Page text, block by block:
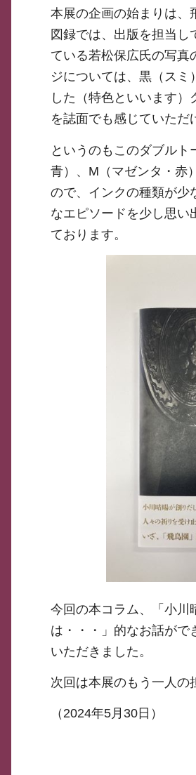
本展の企画の始まりは、
図録では、出版を担当
ている若松保広氏の写真
ジについては、黒（ス
した（特色といいます
を誌面でも感じていただ
というのもこのダブルト
青）、M（マゼンタ・赤
ので、インクの種類が少
なエピソードを少し思い
ております。
今回の本コラム、「小川
は・・・」的なお話がで
いただきました。
次回は本展のもう一人の
（2024年5月30日）